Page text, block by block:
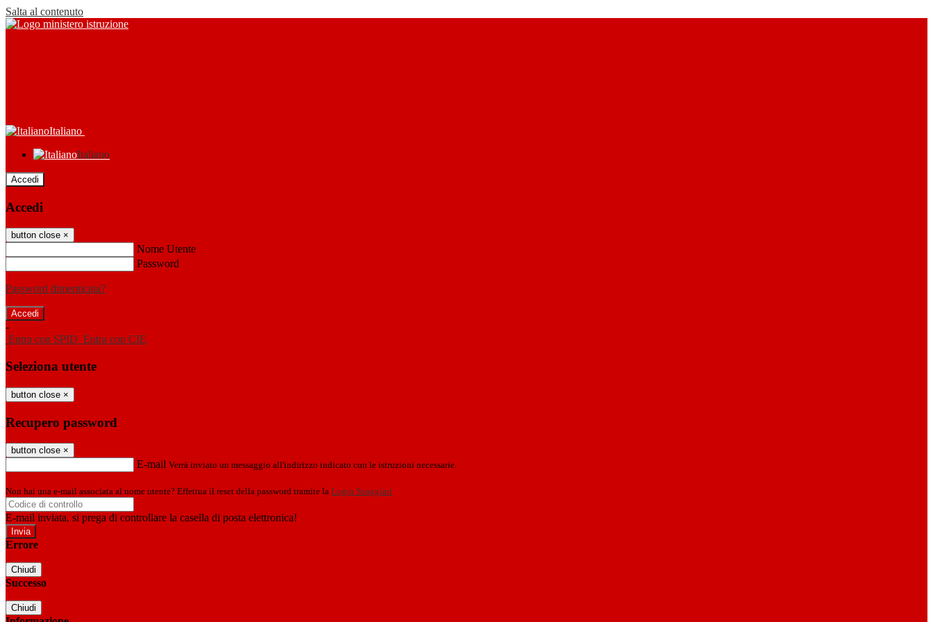
Salta al contenuto
Italiano
Italiano
Accedi
Accedi
button close ×
Nome Utente
Password
Password dimenticata?
-
Entra con SPID Entra con CIE
Seleziona utente
button close ×
Recupero password
button close ×
E-mail Verrà inviato un messaggio all'indirizzo indicato con le istruzioni necessarie.
Non hai una e-mail associata al nome utente? Effettua il reset della password tramite la Login Spaggiari
E-mail inviata, si prega di controllare la casella di posta elettronica!
Errore
Chiudi
Successo
Chiudi